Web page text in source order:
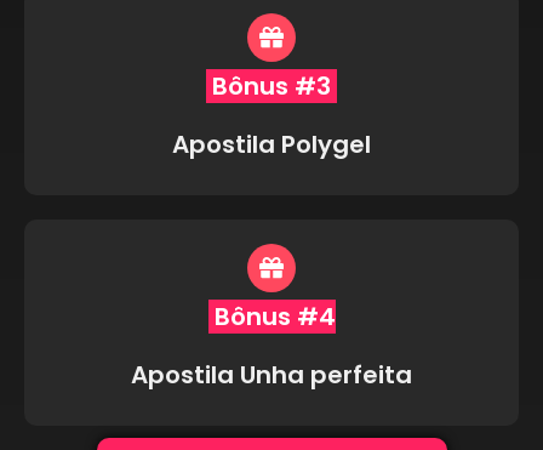
Bônus #3
Apostila Polygel
Bônus #4
Apostila Unha perfeita